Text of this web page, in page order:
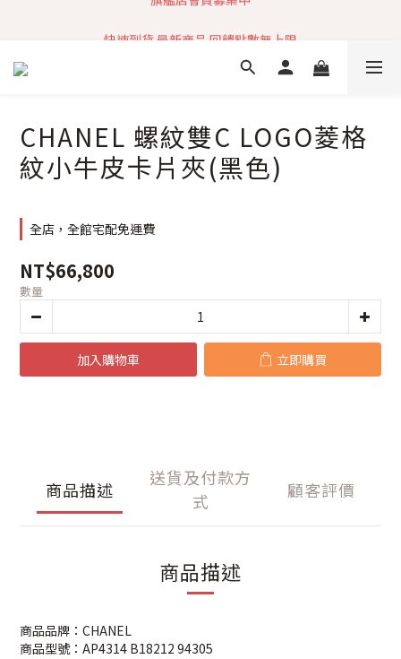
快速到貨 最新商品 回饋點數無上限
加入社群 獲取最新商品資訊
CHANEL 螺紋雙C LOGO菱格
紋小牛皮卡片夾(黑色)
全店，全館宅配免運費
NT$66,800
數量
加入購物車 立即購買
商品描述
送貨及付款方
式
顧客評價
商品描述
商品品牌：CHANEL
商品型號：AP4314 B18212 94305